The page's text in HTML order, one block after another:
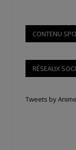
CONTENU
RÉSEAUX
Tweets by